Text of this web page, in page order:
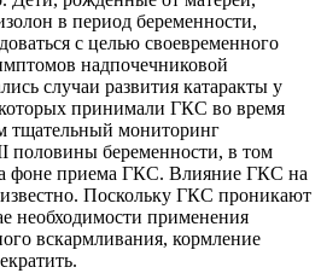
в период беременности,
с целью своевременного
надпочечниковой
случаи развития катаракты у
принимали ГКС во время
тщательный мониторинг
половины беременности, в том
фоне приема ГКС. Влияние ГКС на
Поскольку ГКС проникают
необходимости применения
вскармливания, кормление